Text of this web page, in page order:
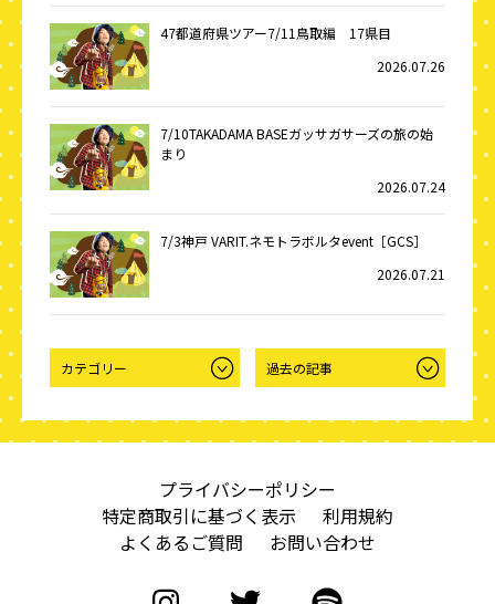
47都道府県ツアー7/11鳥取編 17県目
2026.07.26
7/10TAKADAMA BASEガッサガサーズの旅の始
まり
2026.07.24
7/3神戸 VARIT.ネモトラボルタevent［GCS］
2026.07.21
プライバシーポリシー
特定商取引に基づく表示
利用規約
よくあるご質問
お問い合わせ